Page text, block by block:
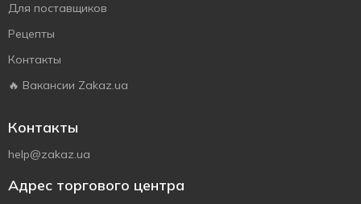
Для поставщиков
Рецепты
Контакты
🔥 Вакансии Zakaz.ua
Контакты
help@zakaz.ua
Адрес торгового центра